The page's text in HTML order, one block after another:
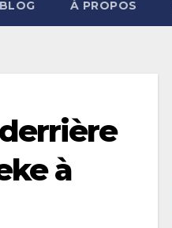
BLOG À PROPOS
à